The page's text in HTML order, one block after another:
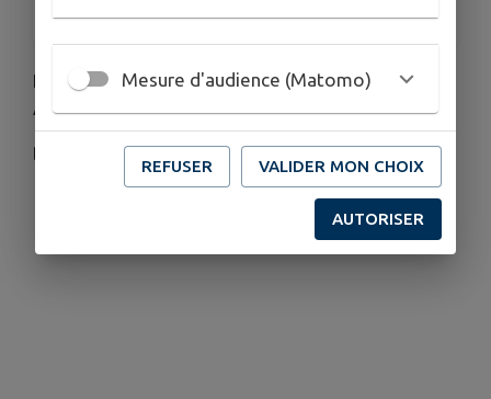
L'église de Beaumont accueille le groupe
Alp'Penta Brass pour un concert cuivres et orgues,
le dimanche 12 juillet à 18 h
Mesure d'audience (Matomo)
REFUSER VALIDER MON CHOIX
AUTORISER